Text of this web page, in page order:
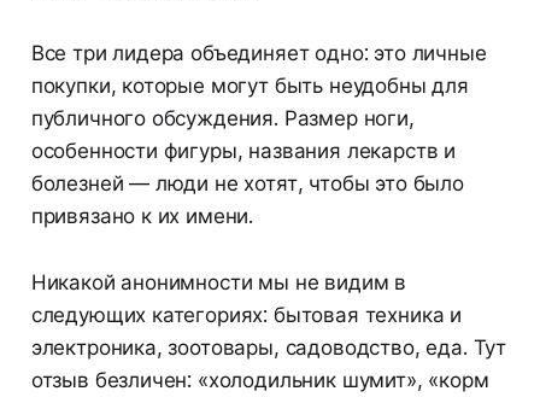
Все три лидера объединяет одно: это личные
покупки, которые могут быть неудобны для
публичного обсуждения. Размер ноги,
особенности фигуры, названия лекарств и
болезней — люди не хотят, чтобы это было
привязано к их имени.
Никакой анонимности мы не видим в
следующих категориях: бытовая техника и
электроника, зоотовары, садоводство, еда. Тут
отзыв безличен: «холодильник шумит», «корм